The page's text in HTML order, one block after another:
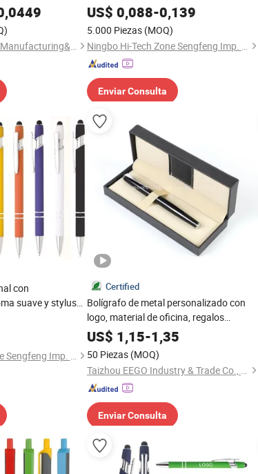
Guangzhou Vitality Manufacturing&Export Co., Ltd
de logo personalizada
US$ 0,088-0,139
5.000 Piezas (MOQ)
Ningbo Hi-Tech Zone Sengfeng Imp. & Exp. Co., Ltd.
Enviar Consulta
con
suave y stylus
Ningbo Hi-Tech Zone Sengfeng Imp. & Exp. Co., Ltd.
Certified
Bolígrafo de metal personalizado con
logo, material de oficina, regalos
promocionales publicitarios, bolígrafos
de lujo con caja
US$ 1,15-1,35
50 Piezas (MOQ)
Taizhou EEGO Industry & Trade Co., Ltd.
Enviar Consulta